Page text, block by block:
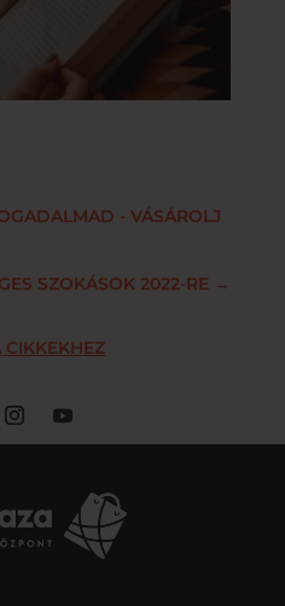
- VÁSÁROLJ
SZOKÁSOK 2022-RE →
CIKKEKHEZ